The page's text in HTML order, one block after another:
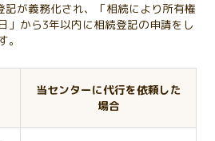
が義務化され、「相続により所有権
」から3年以内に相続登記の申請をし
当センターに代行を依頼した
場合